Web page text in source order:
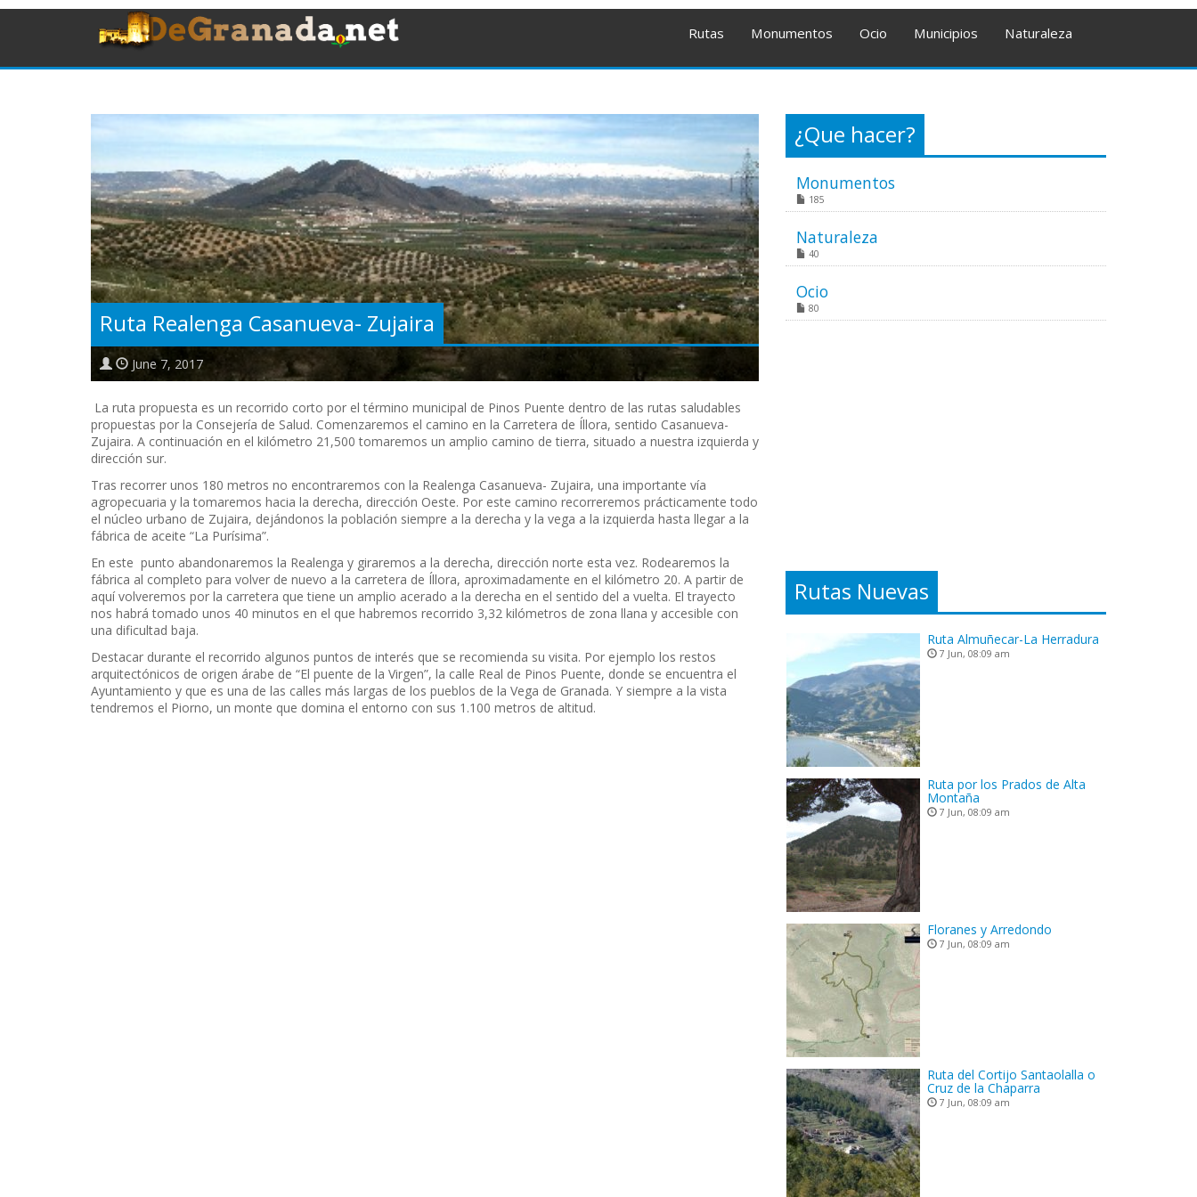
Rutas Monumentos Ocio Municipios Naturaleza
Ruta Realenga Casanueva- Zujaira
June 7, 2017
La ruta propuesta es un recorrido corto por el término municipal de Pinos Puente dentro de las rutas saludables
propuestas por la Consejería de Salud. Comenzaremos el camino en la Carretera de Íllora, sentido Casanueva-
Zujaira. A continuación en el kilómetro 21,500 tomaremos un amplio camino de tierra, situado a nuestra izquierda y
dirección sur.
Tras recorrer unos 180 metros no encontraremos con la Realenga Casanueva- Zujaira, una importante vía
agropecuaria y la tomaremos hacia la derecha, dirección Oeste. Por este camino recorreremos prácticamente todo
el núcleo urbano de Zujaira, dejándonos la población siempre a la derecha y la vega a la izquierda hasta llegar a la
fábrica de aceite “La Purísima”.
En este punto abandonaremos la Realenga y giraremos a la derecha, dirección norte esta vez. Rodearemos la
fábrica al completo para volver de nuevo a la carretera de Íllora, aproximadamente en el kilómetro 20. A partir de
aquí volveremos por la carretera que tiene un amplio acerado a la derecha en el sentido del a vuelta. El trayecto
nos habrá tomado unos 40 minutos en el que habremos recorrido 3,32 kilómetros de zona llana y accesible con
una dificultad baja.
Destacar durante el recorrido algunos puntos de interés que se recomienda su visita. Por ejemplo los restos
arquitectónicos de origen árabe de “El puente de la Virgen”, la calle Real de Pinos Puente, donde se encuentra el
Ayuntamiento y que es una de las calles más largas de los pueblos de la Vega de Granada. Y siempre a la vista
tendremos el Piorno, un monte que domina el entorno con sus 1.100 metros de altitud.
¿Que hacer?
Monumentos
185
Naturaleza
40
Ocio
80
Rutas Nuevas
Ruta Almuñecar-La Herradura
7 Jun, 08:09 am
Ruta por los Prados de Alta
Montaña
7 Jun, 08:09 am
Floranes y Arredondo
7 Jun, 08:09 am
Ruta del Cortijo Santaolalla o
Cruz de la Chaparra
7 Jun, 08:09 am